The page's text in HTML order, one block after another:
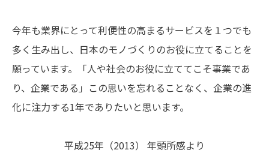
今年も業界にとって利便性の高まるサービスを１つでも
多く生み出し、日本のモノづくりのお役に立てることを
願っています。「人や社会のお役に立ててこそ事業であ
り、企業である」この思いを忘れることなく、企業の進
化に注力する1年でありたいと思います。
平成25年（2013） 年頭所感より